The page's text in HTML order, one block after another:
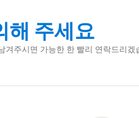
해 주세요
겨주시면 가능한 한 빨리 연락드리겠